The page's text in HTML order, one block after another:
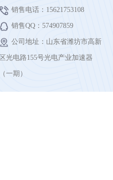
销售电话：15621753108
销售QQ：574907859
公司地址：山东省潍坊市高新
区光电路155号光电产业加速器
（一期）